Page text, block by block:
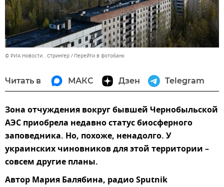
© РИА Новости . Стрингер Перейти в фотобанк
Читать в МАКС Дзен Telegram
Зона отчуждения вокруг бывшей Чернобыльской
АЭС приобрела недавно статус биосферного
заповедника. Но, похоже, ненадолго. У
украинских чиновников для этой территории –
совсем другие планы.
Автор Мария Балябина, радио Sputnik